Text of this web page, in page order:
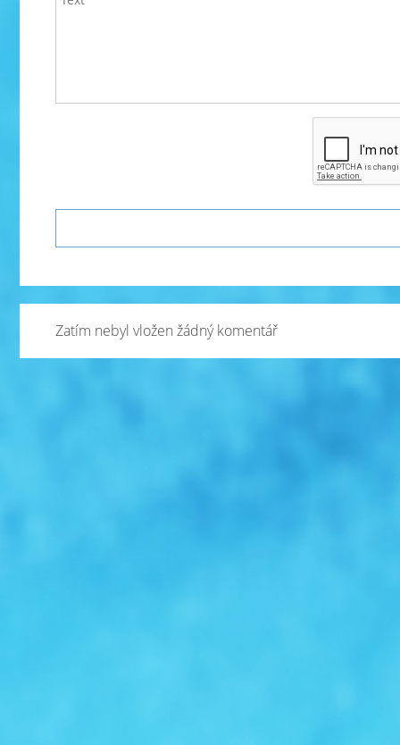
Zatím nebyl vložen žádný komentář